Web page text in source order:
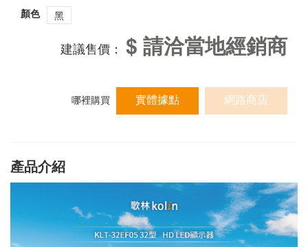
顏色
黑
建議售價： $ 請洽當地經銷商
哪裡購買 實體據點 網路商店
產品介紹